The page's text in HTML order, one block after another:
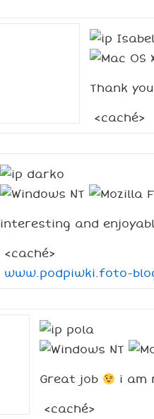
Thank
<caché>
darko
interesting and
<caché>
www.podpiwki.foto-
pola
Great job i am
<caché>